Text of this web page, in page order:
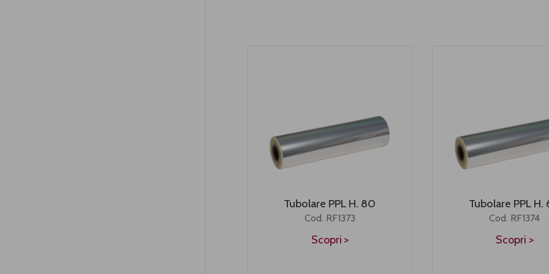
Tubolare PPL H. 80
Cod. RF1373
Scopri
Tubolare PPL H.
Cod. RF1374
Scopri